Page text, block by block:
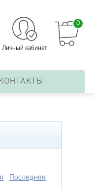
Личный кабинет
0
КОНТАКТЫ
Последняя